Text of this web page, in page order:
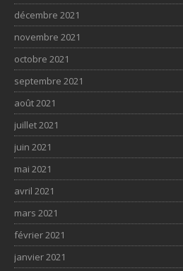
décembre 2021
novembre 2021
octobre 2021
septembre 2021
août 2021
juillet 2021
juin 2021
mai 2021
avril 2021
mars 2021
février 2021
janvier 2021